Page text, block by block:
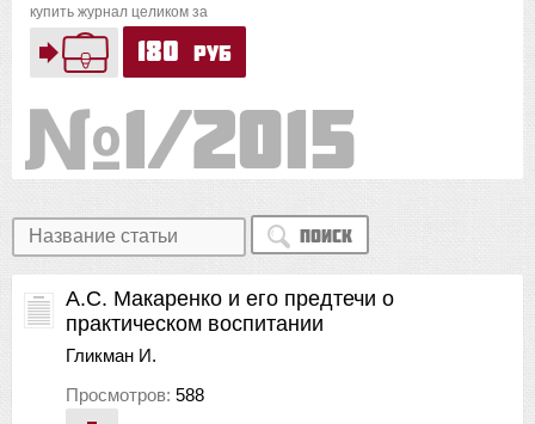
купить журнал целиком за
180 руб
1/2015
Поиск
А.С. Макаренко и его предтечи о
практическом воспитании
Гликман И.
Просмотров: 588